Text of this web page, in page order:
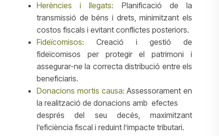
Herències i llegats: Planificació de la
transmissió de béns i drets, minimitzant els
costos fiscals i evitant conflictes posteriors.
Fideïcomisos: Creació i gestió de
fideïcomisos per protegir el patrimoni i
assegurar-ne la correcta distribució entre els
beneficiaris.
Donacions mortis causa: Assessorament en
la realització de donacions amb efectes
després del seu decés, maximitzant
l’eficiència fiscal i reduint l’impacte tributari.